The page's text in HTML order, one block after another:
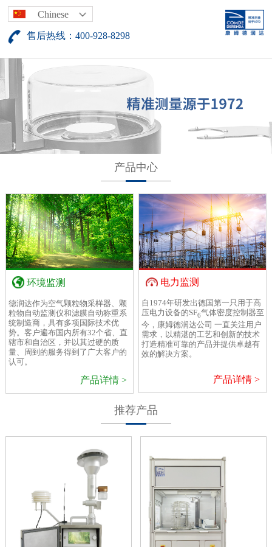
Chinese
售后热线：400-928-8298
产品中心
环境监测
德润达作为空气颗粒物采样器、颗
粒物自动监测仪和滤膜自动称重系
统制造商，具有多项国际技术优
势。客户遍布国内所有32个省、直
辖市和自治区，并以其过硬的质
量、周到的服务得到了广大客户的
认可。
产品详情 >
电力监测
自1974年研发出德国第一只用于高
压电力设备的SF6气体密度控制器至
今，康姆德润达公司 一直关注用户
需求，以精湛的工艺和创新的技术
打造精准可靠的产品并提供卓越有
效的解决方案。
产品详情 >
推荐产品